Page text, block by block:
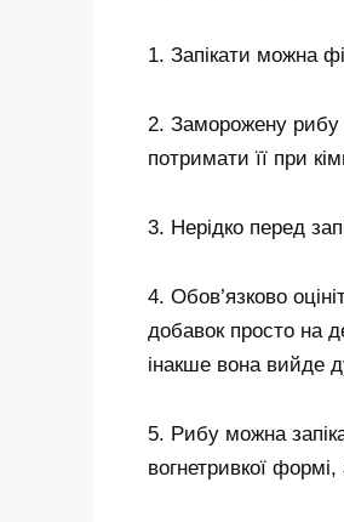
1. Запікати можна
2. Заморожену рибу
потримати її при
3. Нерідко перед
4. Обов’язково
добавок просто на
інакше вона вийде
5. Рибу можна
вогнетривкої